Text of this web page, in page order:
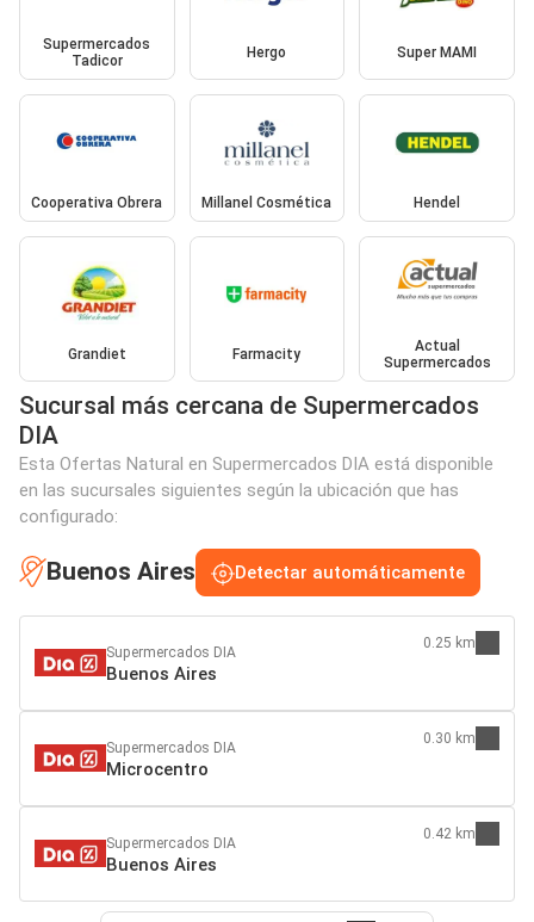
Supermercados
Tadicor
Hergo Super MAMI
Cooperativa Obrera Millanel Cosmética Hendel
Grandiet Farmacity
Actual
Supermercados
Sucursal más cercana de Supermercados
DIA
Esta Ofertas Natural en Supermercados DIA está disponible
en las sucursales siguientes según la ubicación que has
configurado:
Buenos Aires Detectar automáticamente
Supermercados DIA
Buenos Aires
0.25 km
Supermercados DIA
Microcentro
0.30 km
Supermercados DIA
Buenos Aires
0.42 km